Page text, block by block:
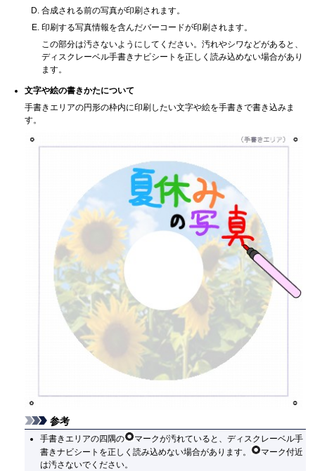
合成される前の写真が印刷されます。
印刷する写真情報を含んだバーコードが印刷されます。
この部分は汚さないようにしてください。汚れやシワなどがあると、
ディスクレーベル手書きナビシートを正しく読み込めない場合があり
ます。
文字や絵の書きかたについて
手書きエリアの円形の枠内に印刷したい文字や絵を手書きで書き込みま
す。
参考
手書きエリアの四隅の
マークが汚れていると、ディスクレーベル手
書きナビシートを正しく読み込めない場合があります。
マーク付近
は汚さないでください。